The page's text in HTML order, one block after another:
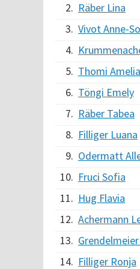
2. Räber Lina
3. Vivot Anne-
4.
5. Thomi Amelia
6. Töngi Emely
7. Räber Tabea
8. Filliger Luana
9. Odermatt
10. Fruci Sofia
11. Hug Flavia
12. Achermann
13.
14. Filliger Ronja